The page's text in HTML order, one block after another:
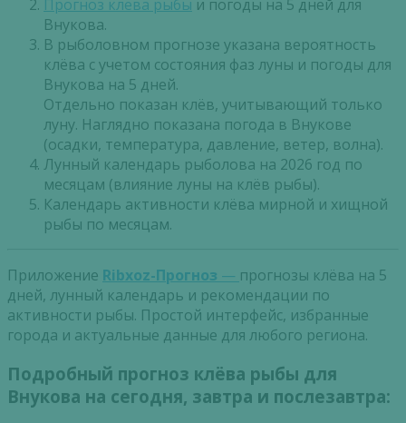
Прогноз клева рыбы и погоды на 5 дней для
Внукова.
В рыболовном прогнозе указана вероятность
клёва с учетом состояния фаз луны и погоды для
Внукова на 5 дней.
Отдельно показан клёв, учитывающий только
луну. Наглядно показана погода в Внукове
(осадки, температура, давление, ветер, волна).
Лунный календарь рыболова на 2026 год по
месяцам (влияние луны на клёв рыбы).
Календарь активности клёва мирной и хищной
рыбы по месяцам.
Приложение Ribxoz-Прогноз — прогнозы клёва на 5
дней, лунный календарь и рекомендации по
активности рыбы. Простой интерфейс, избранные
города и актуальные данные для любого региона.
Подробный прогноз клёва рыбы для
Внукова на сегодня, завтра и послезавтра: